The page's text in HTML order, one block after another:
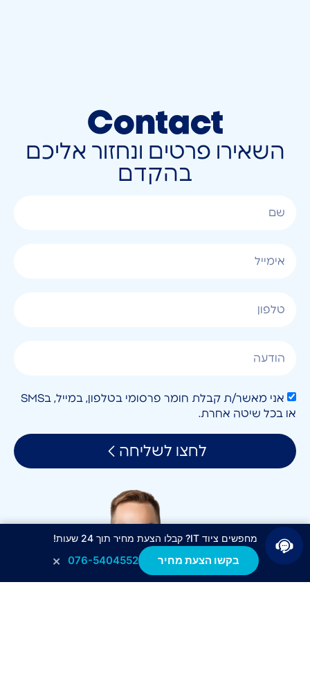
Contact
השאירו פרטים ונחזור אליכם
בהקדם
אני מאשר/ת קבלת חומר פרסומי בטלפון, במייל, בSMS
או בכל שיטה אחרת.
לחצו לשליחה
מחפשים ציוד IT? קבלו הצעת מחיר תוך 24 שעות!
בקשו הצעת מחיר 076-5404552
×